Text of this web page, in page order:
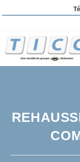
to